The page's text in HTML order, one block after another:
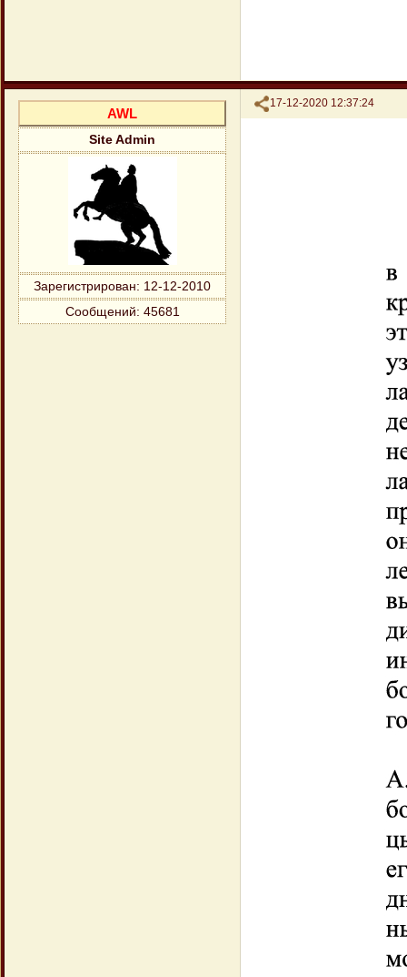
Поделиться
17-12-2020 12:37:24
AWL
Site Admin
Зарегистрирован: 12-12-2010
Сообщений: 45681